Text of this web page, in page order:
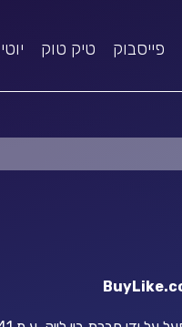
פייסבוק טיק טוק